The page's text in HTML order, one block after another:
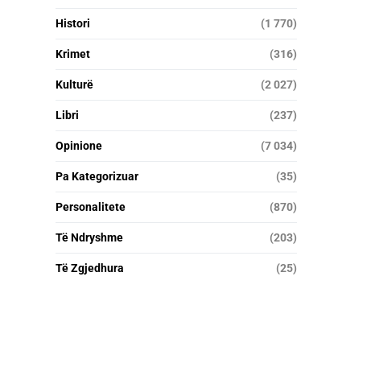
Histori (1 770)
Krimet (316)
Kulturë (2 027)
Libri (237)
Opinione (7 034)
Pa Kategorizuar (35)
Personalitete (870)
Të Ndryshme (203)
Të Zgjedhura (25)